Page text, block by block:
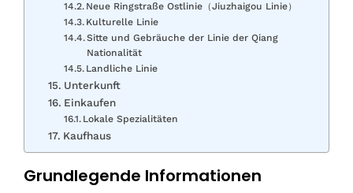
Neue Ringstraße Ostlinie（Jiuzhaigou Linie）
Kulturelle Linie
Sitte und Gebräuche der Linie der Qiang
Nationalität
Landliche Linie
Unterkunft
Einkaufen
Lokale Spezialitäten
Kaufhaus
Grundlegende Informationen